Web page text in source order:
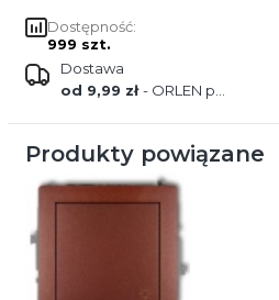
Dostępność:
999 szt.
Dostawa
od 9,99 zł- ORLEN paczka
Produkty powiązane